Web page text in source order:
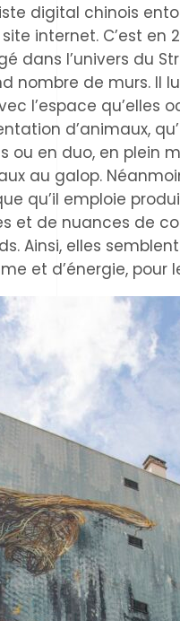
digital chinois
internet. C’est
dans l’univers du
nombre de murs. Il
l’espace qu’elles
d’animaux,
ou en duo, en plein
au galop.
qu’il emploie
et de nuances de
Ainsi, elles
et d’énergie, pour